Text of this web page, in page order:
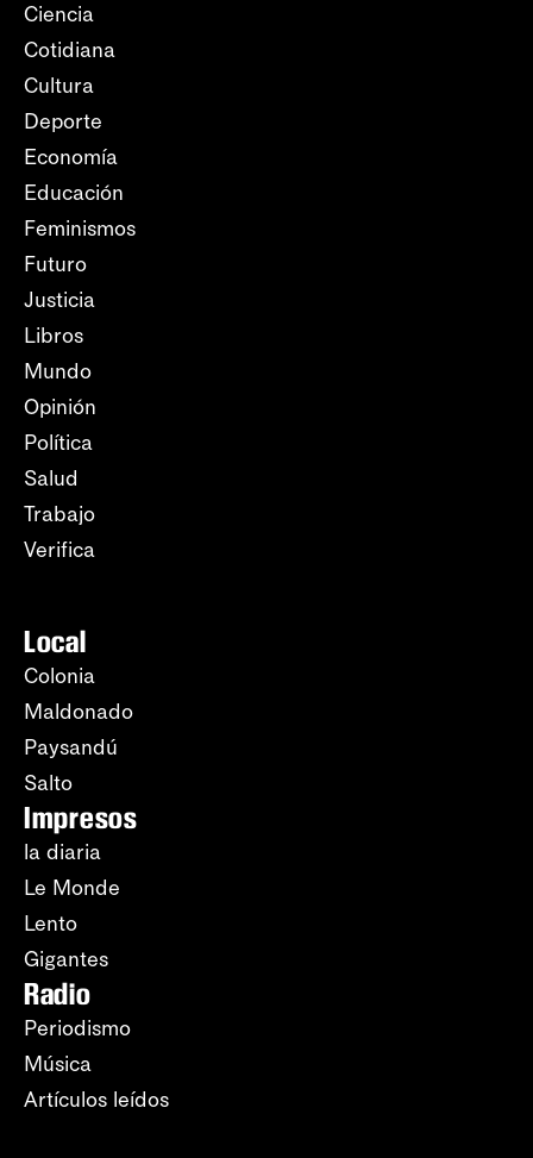
Ciencia
Cotidiana
Cultura
Deporte
Economía
Educación
Feminismos
Futuro
Justicia
Libros
Mundo
Opinión
Política
Salud
Trabajo
Verifica
Local
Colonia
Maldonado
Paysandú
Salto
Impresos
la diaria
Le Monde
Lento
Gigantes
Radio
Periodismo
Música
Artículos leídos